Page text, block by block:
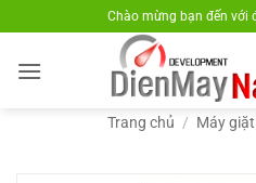
qua
nội
Chào mừng bạn đến với
Trang chủ / Máy giặt